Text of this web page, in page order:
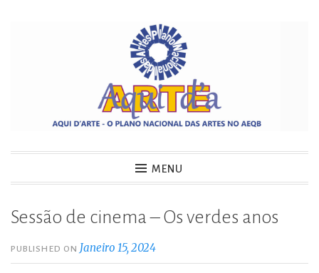
Aquidarte MENU
Sessão de cinema – Os verdes anos
PUBLISHED ON Janeiro 15, 2024